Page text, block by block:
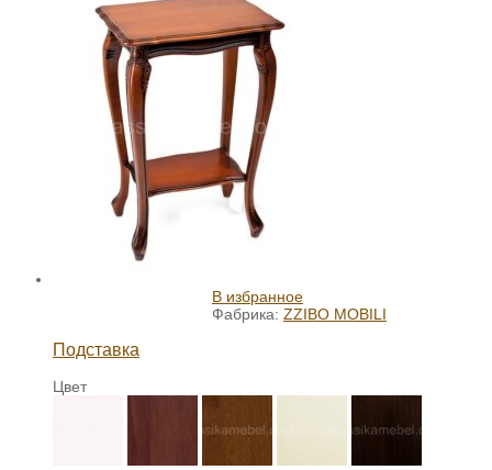
В избранное
Фабрика: ZZIBO MOBILI
Подставка
Цвет